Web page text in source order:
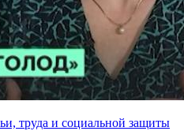
труда и социальной защиты